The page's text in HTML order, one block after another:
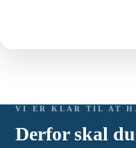
VI ER KLAR TIL AT
Derfor skal